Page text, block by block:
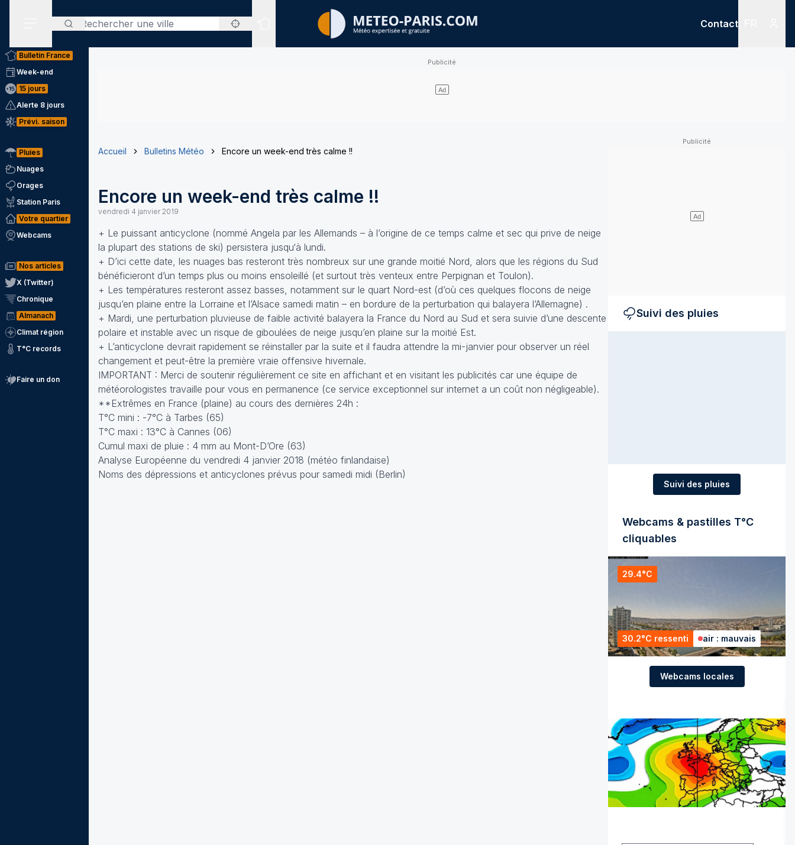
Rechercher
Sites expertisés
Contact
Bulletin France
Week-end
15 jours
Alerte 8 jours
Prévi. saison
Pluies
Nuages
Orages
Station Paris
Votre quartier
Webcams
Nos articles
X (Twitter)
Chronique
Almanach
Climat région
T°C records
Faire un don
Accueil Bulletins Météo Encore un week-end très calme !!
Encore un week-end très calme !!
vendredi 4 janvier 2019
+ Le puissant anticyclone (nommé Angela par les Allemands – à l’origine de ce temps calme et sec qui prive de neige
la plupart des stations de ski) persistera jusqu‘à lundi.
+ D’ici cette date, les nuages bas resteront très nombreux sur une grande moitié Nord, alors que les régions du Sud
bénéficieront d’un temps plus ou moins ensoleillé (et surtout très venteux entre Perpignan et Toulon).
+ Les températures resteront assez basses, notamment sur le quart Nord-est (d’où ces quelques flocons de neige
jusqu’en plaine entre la Lorraine et l’Alsace samedi matin – en bordure de la perturbation qui balayera l’Allemagne) .
+ Mardi, une perturbation pluvieuse de faible activité balayera la France du Nord au Sud et sera suivie d’une descente
polaire et instable avec un risque de giboulées de neige jusqu’en plaine sur la moitié Est.
+ L’anticyclone devrait rapidement se réinstaller par la suite et il faudra attendre la mi-janvier pour observer un réel
changement et peut-être la première vraie offensive hivernale.
IMPORTANT : Merci de soutenir régulièrement ce site en affichant et en visitant les publicités car une équipe de
météorologistes travaille pour vous en permanence (ce service exceptionnel sur internet a un coût non négligeable).
**Extrêmes en France (plaine) au cours des dernières 24h :
T°C mini : -7°C à Tarbes (65)
T°C maxi : 13°C à Cannes (06)
Cumul maxi de pluie : 4 mm au Mont-D’Ore (63)
Analyse Européenne du vendredi 4 janvier 2018 (météo finlandaise)
Noms des dépressions et anticyclones prévus pour samedi midi (Berlin)
Suivi des pluies
Suivi des pluies
Webcams & pastilles T°C
cliquables
29.4°C
30.2°C ressenti air : mauvais
Webcams locales